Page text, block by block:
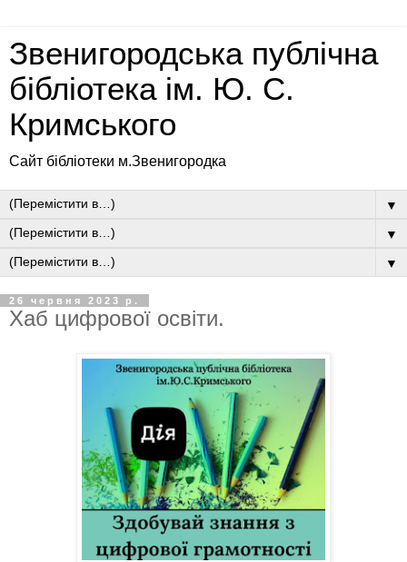
Звенигородська публічна
бібліотека ім. Ю. С.
Кримського
Сайт бібліотеки м.Звенигородка
▼
▼
▼
26 червня 2023 р.
Хаб цифрової освіти.